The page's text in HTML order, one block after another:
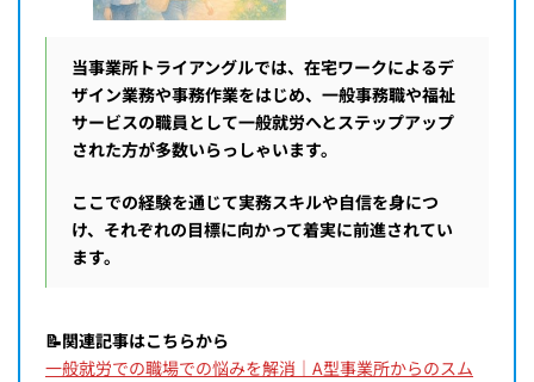
当事業所トライアングルでは、在宅ワークによるデ
ザイン業務や事務作業をはじめ、一般事務職や福祉
サービスの職員として一般就労へとステップアップ
された方が多数いらっしゃいます。
ここでの経験を通じて実務スキルや自信を身につ
け、それぞれの目標に向かって着実に前進されてい
ます。
📝関連記事はこちらから
一般就労での職場での悩みを解消｜A型事業所からのスム